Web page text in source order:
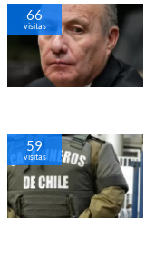
66
visitas
59
visitas